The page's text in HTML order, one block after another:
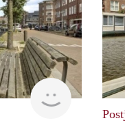
finder